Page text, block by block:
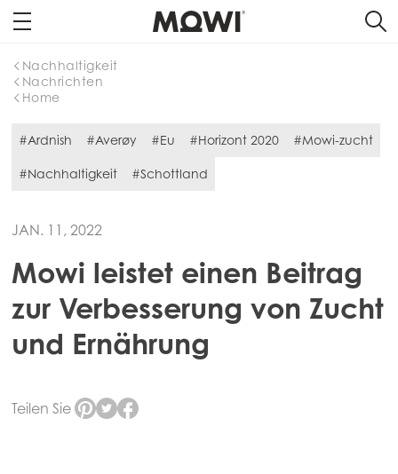
Home
Nachrichten
Nachhaltigkeit
#Ardnish #Averøy #Eu #Horizont 2020 #Mowi-zucht
#Nachhaltigkeit #Schottland
JAN. 11, 2022
Mowi leistet einen Beitrag
zur Verbesserung von Zucht
und Ernährung
Teilen Sie